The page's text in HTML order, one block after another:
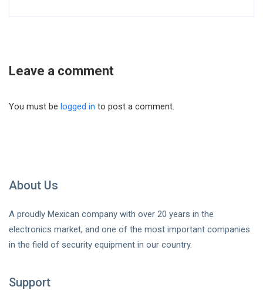
Leave a comment
You must be logged in to post a comment.
About Us
A proudly Mexican company with over 20 years in the
electronics market, and one of the most important companies
in the field of security equipment in our country.
Support